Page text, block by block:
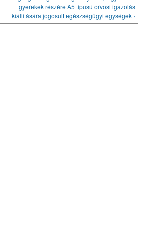
gyerekek részére A5 típusú orvosi igazolás
kiállítására jogosult egészségügyi egységek ›